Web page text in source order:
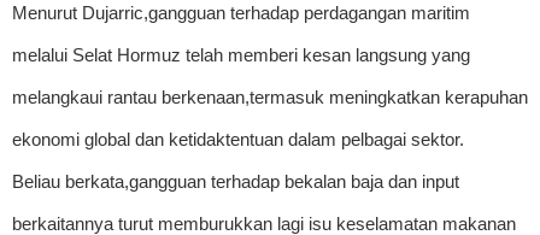
Menurut Dujarric,gangguan terhadap perdagangan maritim
melalui Selat Hormuz telah memberi kesan langsung yang
melangkaui rantau berkenaan,termasuk meningkatkan kerapuhan
ekonomi global dan ketidaktentuan dalam pelbagai sektor.
Beliau berkata,gangguan terhadap bekalan baja dan input
berkaitannya turut memburukkan lagi isu keselamatan makanan